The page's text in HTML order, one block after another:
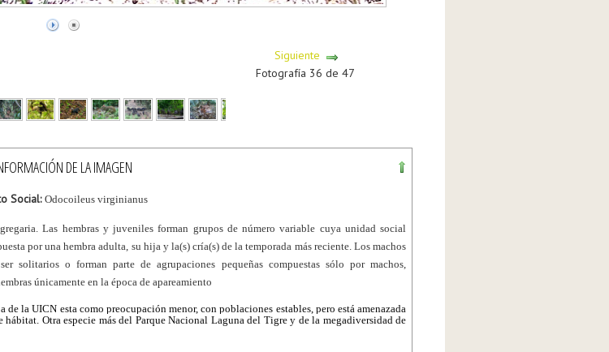
Siguiente
Fotografía 36 de 47
DE LA IMAGEN
Social: Odocoileus virginianus
Las hembras y juveniles forman grupos de número variable cuya unidad social
por una hembra adulta, su hija y la(s) cría(s) de la temporada más reciente. Los machos
solitarios o forman parte de agrupaciones pequeñas compuestas sólo por machos,
únicamente en la época de apareamiento
de la UICN esta como preocupación menor, con poblaciones estables, pero está amenazada
hábitat. Otra especie más del Parque Nacional Laguna del Tigre y de la megadiversidad de